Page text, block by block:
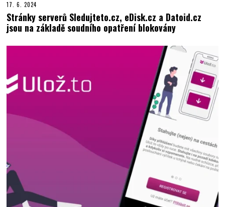
17. 6. 2024
Stránky serverů Sledujteto.cz, eDisk.cz a Datoid.cz
jsou na základě soudního opatření blokovány